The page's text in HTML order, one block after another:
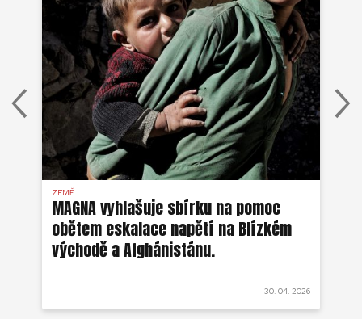
ZEMĚ
MAGNA vyhlašuje sbírku na pomoc
obětem eskalace napětí na Blízkém
východě a Afghánistánu.
30. 04. 2026